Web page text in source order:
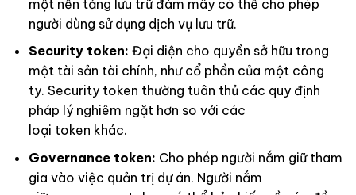
một nền tảng lưu trữ đám mây có thể cho phép
người dùng sử dụng dịch vụ lưu trữ.
Security token: Đại diện cho quyền sở hữu trong
một tài sản tài chính, như cổ phần của một công
ty. Security token thường tuân thủ các quy định
pháp lý nghiêm ngặt hơn so với các
loại token khác.
Governance token: Cho phép người nắm giữ tham
gia vào việc quản trị dự án. Người nắm